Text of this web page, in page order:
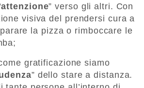
attenzione” verso gli altri. Con
visiva del prendersi cura a
la pizza o rimboccare le
gratificazione siamo
” dello stare a distanza.